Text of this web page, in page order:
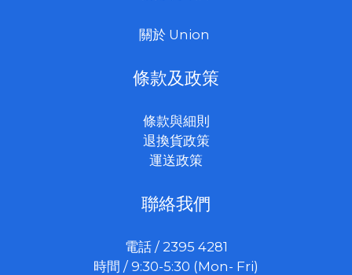
關於 Union
條款及政策
條款與細則
退換貨政策
運送政策
聯絡我們
電話 / 2395 4281
時間 / 9:30-5:30 (Mon- Fri)